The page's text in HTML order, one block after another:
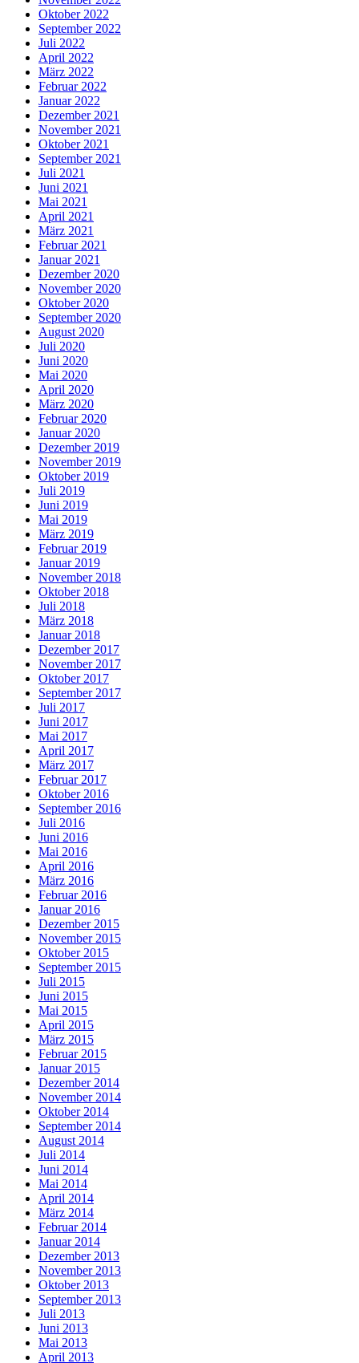
Oktober 2022
September 2022
Juli 2022
April 2022
März 2022
Februar 2022
Januar 2022
Dezember 2021
November 2021
Oktober 2021
September 2021
Juli 2021
Juni 2021
Mai 2021
April 2021
März 2021
Februar 2021
Januar 2021
Dezember 2020
November 2020
Oktober 2020
September 2020
August 2020
Juli 2020
Juni 2020
Mai 2020
April 2020
März 2020
Februar 2020
Januar 2020
Dezember 2019
November 2019
Oktober 2019
Juli 2019
Juni 2019
Mai 2019
März 2019
Februar 2019
Januar 2019
November 2018
Oktober 2018
Juli 2018
März 2018
Januar 2018
Dezember 2017
November 2017
Oktober 2017
September 2017
Juli 2017
Juni 2017
Mai 2017
April 2017
März 2017
Februar 2017
Oktober 2016
September 2016
Juli 2016
Juni 2016
Mai 2016
April 2016
März 2016
Februar 2016
Januar 2016
Dezember 2015
November 2015
Oktober 2015
September 2015
Juli 2015
Juni 2015
Mai 2015
April 2015
März 2015
Februar 2015
Januar 2015
Dezember 2014
November 2014
Oktober 2014
September 2014
August 2014
Juli 2014
Juni 2014
Mai 2014
April 2014
März 2014
Februar 2014
Januar 2014
Dezember 2013
November 2013
Oktober 2013
September 2013
Juli 2013
Juni 2013
Mai 2013
April 2013